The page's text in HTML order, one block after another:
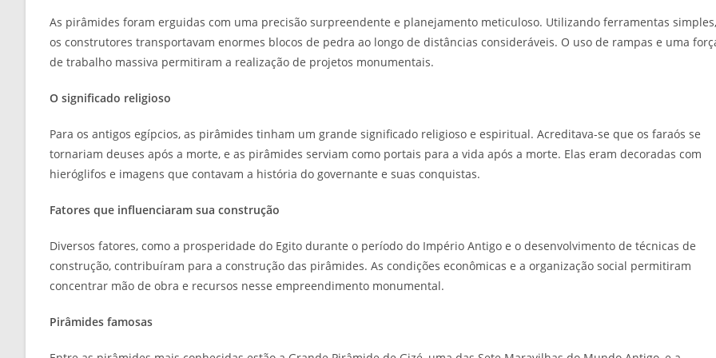
As pirâmides foram erguidas com uma precisão surpreendente e planejamento meticuloso. Utilizando ferramentas simples,
os construtores transportavam enormes blocos de pedra ao longo de distâncias consideráveis. O uso de rampas e uma
de trabalho massiva permitiram a realização de projetos monumentais.
O significado religioso
Para os antigos egípcios, as pirâmides tinham um grande significado religioso e espiritual. Acreditava-se que os faraós se
tornariam deuses após a morte, e as pirâmides serviam como portais para a vida após a morte. Elas eram decoradas com
hieróglifos e imagens que contavam a história do governante e suas conquistas.
Fatores que influenciaram sua construção
Diversos fatores, como a prosperidade do Egito durante o período do Império Antigo e o desenvolvimento de técnicas de
construção, contribuíram para a construção das pirâmides. As condições econômicas e a organização social permitiram
concentrar mão de obra e recursos nesse empreendimento monumental.
Pirâmides famosas